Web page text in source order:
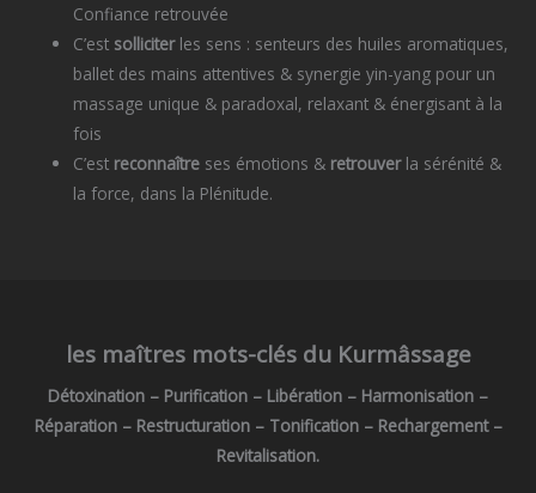
Confiance retrouvée
C’est solliciterles sens : senteurs des huiles aromatiques,
ballet des mains attentives & synergie yin-yang pour un
massage unique & paradoxal, relaxant & énergisant à la
fois
C’est reconnaître ses émotions & retrouverla sérénité &
la force, dans la Plénitude.
les maîtres mots-clés du Kurmâssage
Détoxination – Purification – Libération – Harmonisation –
Réparation– Restructuration– Tonification– Rechargement–
Revitalisation.